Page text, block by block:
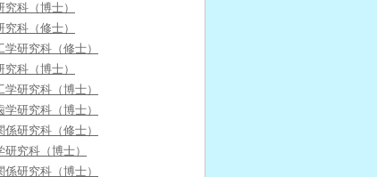
究科（博士）
究科（修士）
学研究科（修士）
究科（博士）
学研究科（博士）
学研究科（博士）
係研究科（修士）
研究科（博士）
係研究科（博士）